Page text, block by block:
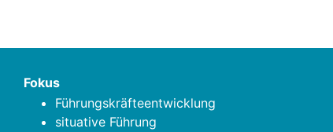
Fokus
Führungskräfteentwicklung
situative Führung